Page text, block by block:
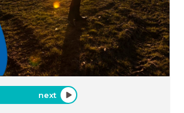
next